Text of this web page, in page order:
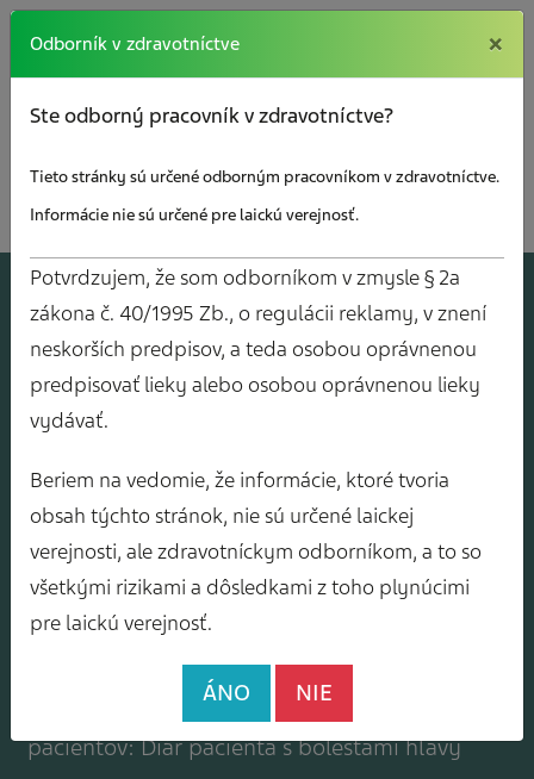
×
AJOV Y
Mám záujem o zasielanie odborného
spravodajcu
pacientov: Diár pacienta s bolesťami hlavy
Odborník v zdravotníctve ×
Ste odborný pracovník v zdravotníctve?
Tieto stránky sú určené odborným pracovníkom v zdravotníctve.
Informácie nie sú určené pre laickú verejnosť.
Potvrdzujem, že som odborníkom v zmysle § 2a
zákona č. 40/1995 Zb., o regulácii reklamy, v znení
neskorších predpisov, a teda osobou oprávnenou
predpisovať lieky alebo osobou oprávnenou lieky
vydávať.
Beriem na vedomie, že informácie, ktoré tvoria
obsah týchto stránok, nie sú určené laickej
verejnosti, ale zdravotníckym odborníkom, a to so
všetkými rizikami a dôsledkami z toho plynúcimi
pre laickú verejnosť.
ÁNO NIE